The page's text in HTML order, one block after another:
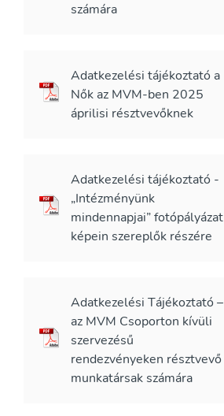
számára
Adatkezelési tájékoztató a
Nők az MVM-ben 2025
áprilisi résztvevőknek
Adatkezelési tájékoztató -
„Intézményünk
mindennapjai” fotópályázat
képein szereplők részére
Adatkezelési Tájékoztató –
az MVM Csoporton kívüli
szervezésű
rendezvényeken résztvevő
munkatársak számára